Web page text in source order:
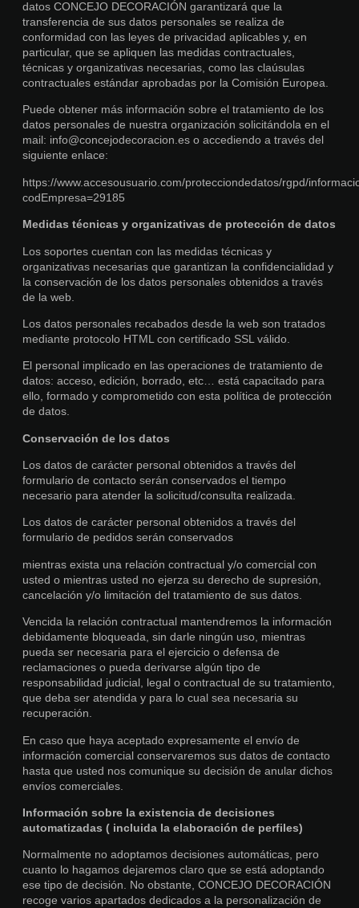
datos CONCEJO DECORACIÓN garantizará que la
transferencia de sus datos personales se realiza de
conformidad con las leyes de privacidad aplicables y, en
particular, que se apliquen las medidas contractuales,
técnicas y organizativas necesarias, como las claúsulas
contractuales estándar aprobadas por la Comisión Europea.
Puede obtener más información sobre el tratamiento de los
datos personales de nuestra organización solicitándola en el
mail: info@concejodecoracion.es o accediendo a través del
siguiente enlace:
https://www.accesousuario.com/protecciondedatos/rgpd/
codEmpresa=29185
Medidas técnicas y organizativas de protección de datos
Los soportes cuentan con las medidas técnicas y
organizativas necesarias que garantizan la confidencialidad y
la conservación de los datos personales obtenidos a través
de la web.
Los datos personales recabados desde la web son tratados
mediante protocolo HTML con certificado SSL válido.
El personal implicado en las operaciones de tratamiento de
datos: acceso, edición, borrado, etc… está capacitado para
ello, formado y comprometido con esta política de protección
de datos.
Conservación de los datos
Los datos de carácter personal obtenidos a través del
formulario de contacto serán conservados el tiempo
necesario para atender la solicitud/consulta realizada.
Los datos de carácter personal obtenidos a través del
formulario de pedidos serán conservados
mientras exista una relación contractual y/o comercial con
usted o mientras usted no ejerza su derecho de supresión,
cancelación y/o limitación del tratamiento de sus datos.
Vencida la relación contractual mantendremos la información
debidamente bloqueada, sin darle ningún uso, mientras
pueda ser necesaria para el ejercicio o defensa de
reclamaciones o pueda derivarse algún tipo de
responsabilidad judicial, legal o contractual de su tratamiento,
que deba ser atendida y para lo cual sea necesaria su
recuperación.
En caso que haya aceptado expresamente el envío de
información comercial conservaremos sus datos de contacto
hasta que usted nos comunique su decisión de anular dichos
envíos comerciales.
Información sobre la existencia de decisiones
automatizadas ( incluida la elaboración de perfiles)
Normalmente no adoptamos decisiones automáticas, pero
cuanto lo hagamos dejaremos claro que se está adoptando
ese tipo de decisión. No obstante, CONCEJO DECORACIÓN
recoge varios apartados dedicados a la personalización de